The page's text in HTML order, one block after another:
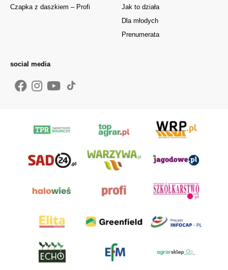
Jak to działa
Dla młodych
Prenumerata
Czapka z daszkiem – Profi
social media